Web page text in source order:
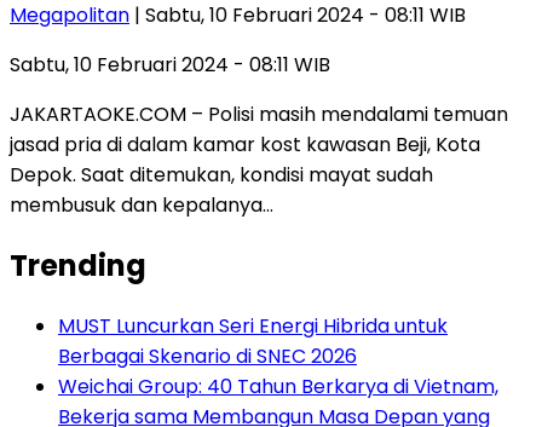
Megapolitan | Sabtu, 10 Februari 2024 - 08:11 WIB
Sabtu, 10 Februari 2024 - 08:11 WIB
JAKARTAOKE.COM – Polisi masih mendalami temuan
jasad pria di dalam kamar kost kawasan Beji, Kota
Depok. Saat ditemukan, kondisi mayat sudah
membusuk dan kepalanya…
Trending
MUST Luncurkan Seri Energi Hibrida untuk
Berbagai Skenario di SNEC 2026
Weichai Group: 40 Tahun Berkarya di Vietnam,
Bekerja sama Membangun Masa Depan yang